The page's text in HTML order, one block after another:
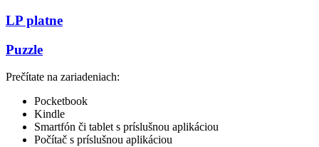
LP platne
Puzzle
Prečítate na zariadeniach:
Pocketbook
Kindle
Smartfón či tablet s príslušnou aplikáciou
Počítač s príslušnou aplikáciou